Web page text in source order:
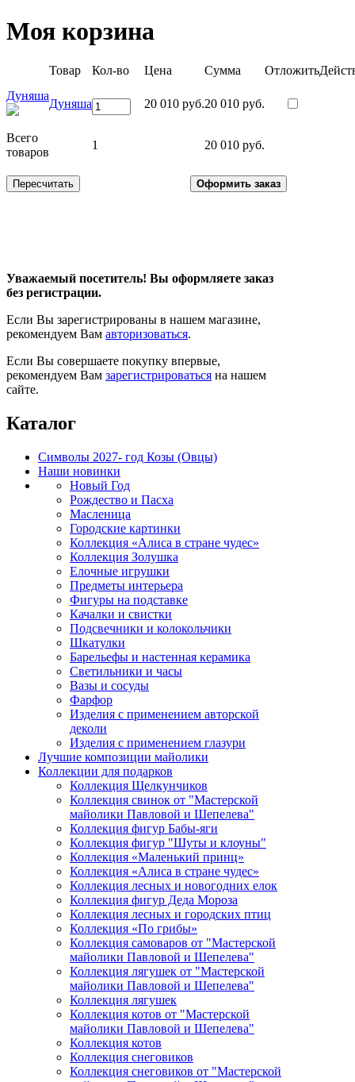
Моя корзина
Товар Кол-во Цена Сумма Отложить
Дуняша
Дуняша 20 010 руб.20 010 руб.
Всего
товаров
1 20 010 руб.
Уважаемый посетитель! Вы оформляете заказ
без регистрации.
Если Вы зарегистрированы в нашем магазине,
рекомендуем Вам авторизоваться.
Если Вы совершаете покупку впервые,
рекомендуем Вам зарегистрироваться на нашем
сайте.
Каталог
Символы 2027- год Козы (Овцы)
Наши новинки
Новый Год
Рождество и Пасха
Масленица
Городские картинки
Коллекция «Алиса в стране чудес»
Коллекция Золушка
Елочные игрушки
Предметы интерьера
Фигуры на подставке
Качалки и свистки
Подсвечники и колокольчики
Шкатулки
Барельефы и настенная керамика
Светильники и часы
Вазы и сосуды
Фарфор
Изделия с применением авторской
деколи
Изделия с применением глазури
Лучшие композиции майолики
Коллекции для подарков
Коллекция Щелкунчиков
Коллекция свинок от "Мастерской
майолики Павловой и Шепелева"
Коллекция фигур Бабы-яги
Коллекция фигур "Шуты и клоуны"
Коллекция «Маленький принц»
Коллекция «Алиса в стране чудес»
Коллекция лесных и новогодних елок
Коллекция фигур Деда Мороза
Коллекция лесных и городских птиц
Коллекция «По грибы»
Коллекция самоваров от "Мастерской
майолики Павловой и Шепелева"
Коллекция лягушек от "Мастерской
майолики Павловой и Шепелева"
Коллекция лягушек
Коллекция котов от "Мастерской
майолики Павловой и Шепелева"
Коллекция котов
Коллекция снеговиков
Коллекция снеговиков от "Мастерской